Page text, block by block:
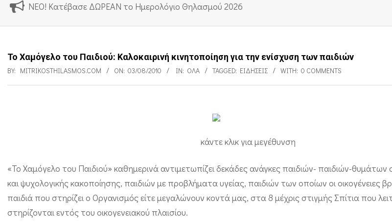
ΝΕΟ! Κατέβασε ΔΩΡΕΑΝ το Ημερολόγιο Θηλασμού 2026
Το Χαμόγελο του Παιδιού: Καλοκαιρινή κινητοποίηση για την ενίσχυση των παιδιών
BY: MITRIKOSTHILASMOS.COM ON: 03/08/2010 IN: ΌΛΑ TAGGED: ΕΙΔΉΣΕΙΣ WITH: 0 COMMENTS
α
μ
ό
γ
κάντε κλικ για μεγέθυνση
«Το Χαμόγελο του Παιδιού» καθημερινά αντιμετωπίζει δεκάδες ανάγκες παιδιών- παιδιών-θυμάτων
και ψυχολογικής κακοποίησης, παιδιών με προβλήματα υγείας, παιδιών των οποίων οι οικογένειες
παιδιά που στηρίζει ο Οργανισμός είτε μεγαλώνουν κοντά μας, στα 8 μέχρις στιγμής Σπίτια που
στηρίζονται εντός του οικογενειακού πλαισίου.